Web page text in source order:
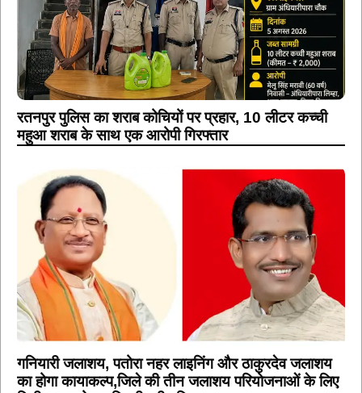
रतनपुर पुलिस का शराब कोचियों पर प्रहार, 10 लीटर कच्ची
महुआ शराब के साथ एक आरोपी गिरफ्तार
गनियारी जलाशय, पतोरा नहर लाइनिंग और ठाकुरदेव जलाशय
का होगा कायाकल्प,जिले की तीन जलाशय परियोजनाओं के लिए
मिली 11 करोड़ राशि की स्वीकृति